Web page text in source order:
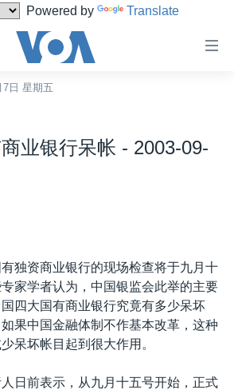
Powered by Translate
7日 星期五
业银行呆帐 - 2003-09-
独资商业银行的现场检查将于九月十
家学者认为，中国银监会此举的主要
四大国有商业银行究竟有多少呆坏
果中国金融体制不作基本改革，这种
呆坏帐目起到很大作用。
日前表示，从九月十五号开始，正式